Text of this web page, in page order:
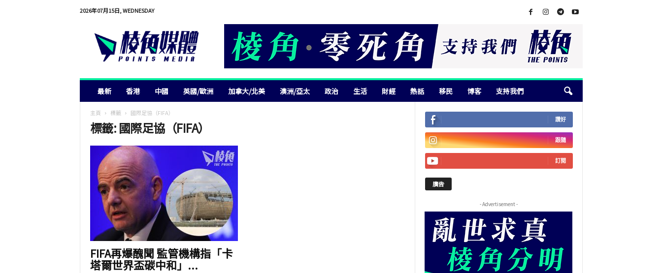
2026年07月15日, WEDNESDAY
最新 香港 中國 英國/歐洲 加拿大/北美 澳洲/亞太 政治 生活 財經 熱話 移民 博客 支持我們
主頁 標籤 國際足協（FIFA）
標籤: 國際足協（FIFA）
FIFA再爆醜聞 監管機構指「卡
塔爾世界盃碳中和」...
讚好
跟隨
訂閱
廣告
- Advertisement -